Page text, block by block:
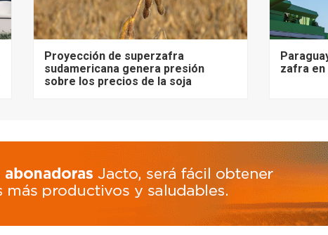
Proyección de superzafra
sudamericana genera presión
sobre los precios de la soja
zafra en